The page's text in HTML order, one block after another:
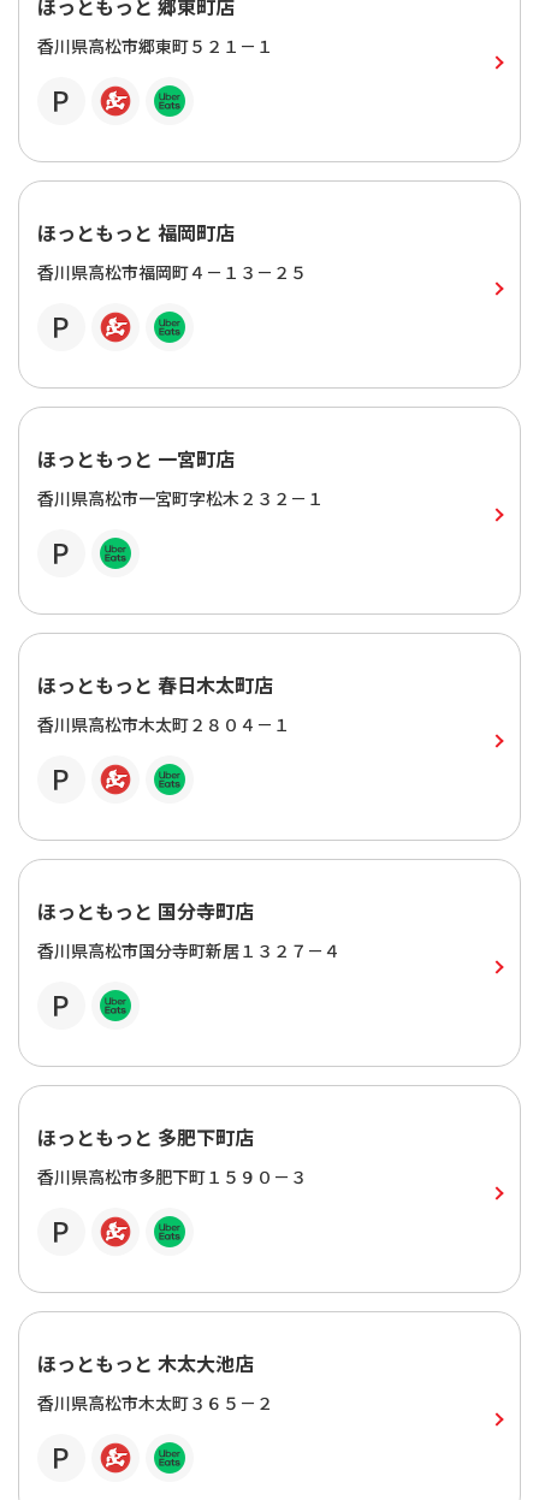
ほっともっと 郷東町店
香川県高松市郷東町５２１－１
ほっともっと 福岡町店
香川県高松市福岡町４－１３－２５
ほっともっと 一宮町店
香川県高松市一宮町字松木２３２－１
ほっともっと 春日木太町店
香川県高松市木太町２８０４－１
ほっともっと 国分寺町店
香川県高松市国分寺町新居１３２７－４
ほっともっと 多肥下町店
香川県高松市多肥下町１５９０－３
ほっともっと 木太大池店
香川県高松市木太町３６５－２